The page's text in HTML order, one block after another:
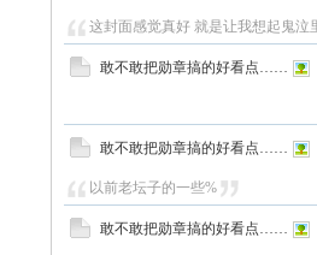
这封面感觉真好 就是让我想起鬼泣
敢不敢把勋章搞的好看点……
敢不敢把勋章搞的好看点……
以前老坛子的一些%
敢不敢把勋章搞的好看点……